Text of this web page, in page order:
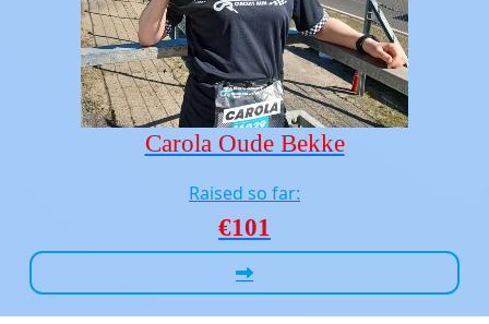
Carola Oude Bekke
Raised so far:
€101